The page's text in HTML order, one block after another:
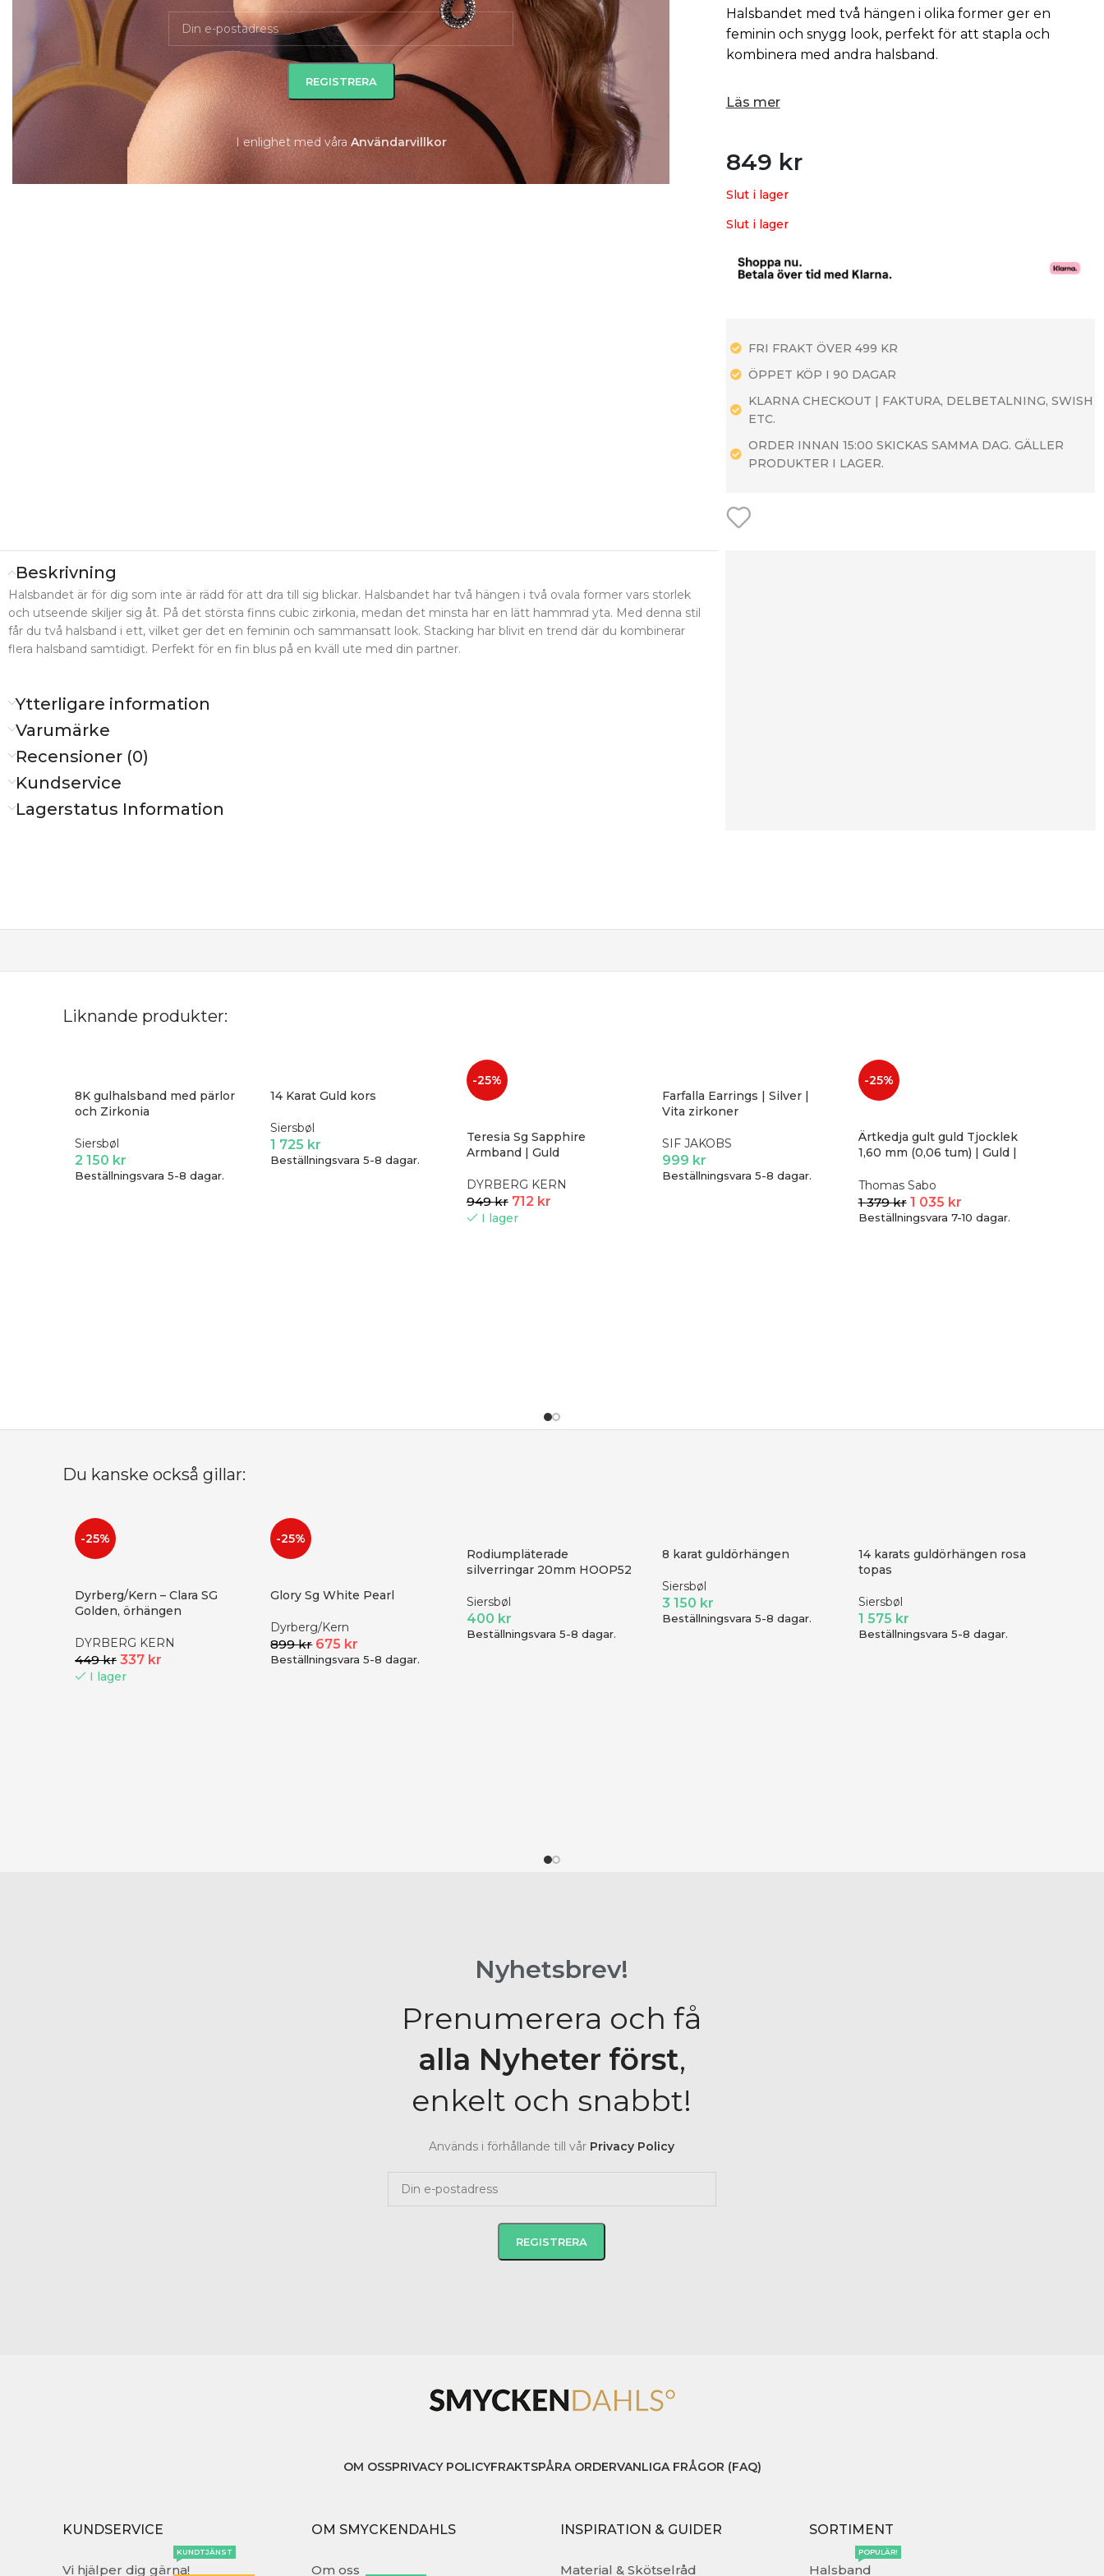
I enlighet med våra Användarvillkor
Halsbandet med två hängen i olika former ger en
feminin och snygg look, perfekt för att stapla och
kombinera med andra halsband.
Läs mer
849 kr
Slut i lager
Slut i lager
FRI FRAKT ÖVER 499 KR
ÖPPET KÖP I 90 DAGAR
KLARNA CHECKOUT | FAKTURA, DELBETALNING, SWISH
ETC.
ORDER INNAN 15:00 SKICKAS SAMMA DAG. GÄLLER
PRODUKTER I LAGER.
Beskrivning
Halsbandet är för dig som inte är rädd för att dra till sig blickar. Halsbandet har två hängen i två ovala former vars storlek
och utseende skiljer sig åt. På det största finns cubic zirkonia, medan det minsta har en lätt hammrad yta. Med denna stil
får du två halsband i ett, vilket ger det en feminin och sammansatt look. Stacking har blivit en trend där du kombinerar
flera halsband samtidigt. Perfekt för en fin blus på en kväll ute med din partner.
Ytterligare information
Varumärke
Recensioner (0)
Kundservice
Lagerstatus Information
Liknande produkter:
8K gulhalsband med pärlor
och Zirkonia
Siersbøl
2 150 kr
Beställningsvara 5-8 dagar.
14 Karat Guld kors
Siersbøl
1 725 kr
Beställningsvara 5-8 dagar.
-25%
Teresia Sg Sapphire
Armband | Guld
DYRBERG KERN
949kr 712 kr
I lager
Farfalla Earrings | Silver |
Vita zirkoner
SIF JAKOBS
999 kr
Beställningsvara 5-8 dagar.
-25%
Ärtkedja gult guld Tjocklek
1,60 mm (0,06 tum) | Guld |
Thomas Sabo
1 379kr 1 035 kr
Beställningsvara 7-10 dagar.
Du kanske också gillar:
-25%
Dyrberg/Kern – Clara SG
Golden, örhängen
DYRBERG KERN
449kr 337 kr
I lager
-25%
Glory Sg White Pearl
Dyrberg/Kern
899kr 675 kr
Beställningsvara 5-8 dagar.
Rodiumpläterade
silverringar 20mm HOOP52
Siersbøl
400 kr
Beställningsvara 5-8 dagar.
8 karat guldörhängen
Siersbøl
3 150 kr
Beställningsvara 5-8 dagar.
14 karats guldörhängen rosa
topas
Siersbøl
1 575 kr
Beställningsvara 5-8 dagar.
Nyhetsbrev!
Prenumerera och få
alla Nyheter först,
enkelt och snabbt!
Används i förhållande till vår Privacy Policy
OM OSSPRIVACY POLICYFRAKTSPÅRA ORDERVANLIGA FRÅGOR (FAQ)
KUNDSERVICE
Vi hjälper dig gärna!
KUNDTJÄNST
OM SMYCKENDAHLS
Om oss
INSPIRATION & GUIDER
Material & Skötselråd
SORTIMENT
Halsband
POPULÄR!